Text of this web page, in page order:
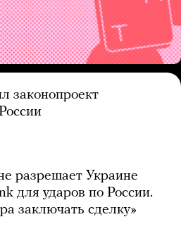
законопроект
разрешает Украине
для ударов по России.
заключать сделку»